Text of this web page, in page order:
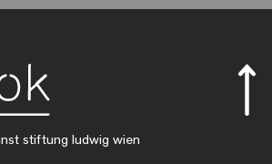
stiftung ludwig wien